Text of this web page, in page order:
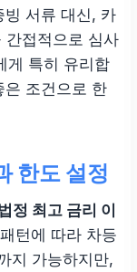
빙 서류 대신, 카
간접적으로 심사
게 특히 유리합
은 조건으로 한
한도 설정
정 최고 금리 이
턴에 따라 차등
지 가능하지만,